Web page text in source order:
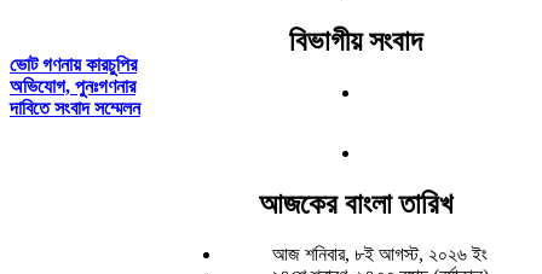
ভোট গণনায় কারচুপির
অভিযোগ, পুনঃগণনার
দাবিতে সংবাদ সম্মেলন
বিভাগীয় সংবাদ
আজকের বাংলা তারিখ
আজ শনিবার, ৮ই আগস্ট, ২০২৬ ইং